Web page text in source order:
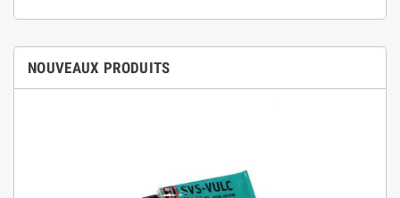
NOUVEAUX PRODUITS